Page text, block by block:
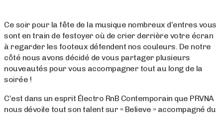
Ce soir pour la fête de la musique nombreux d’entres vous
sont en train de festoyer où de crier derrière votre écran
à regarder les footeux défendent nos couleurs. De notre
côté nous avons décidé de vous partager plusieurs
nouveautés pour vous accompagner tout au long de la
soirée !
C’est dans un esprit Électro RnB Contemporain que PRVNA
nous dévoile tout son talent sur « Believe » accompagné du